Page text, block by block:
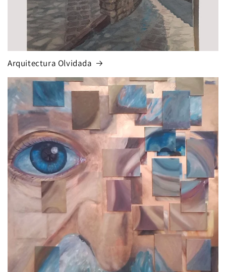
Arquitectura Olvidada